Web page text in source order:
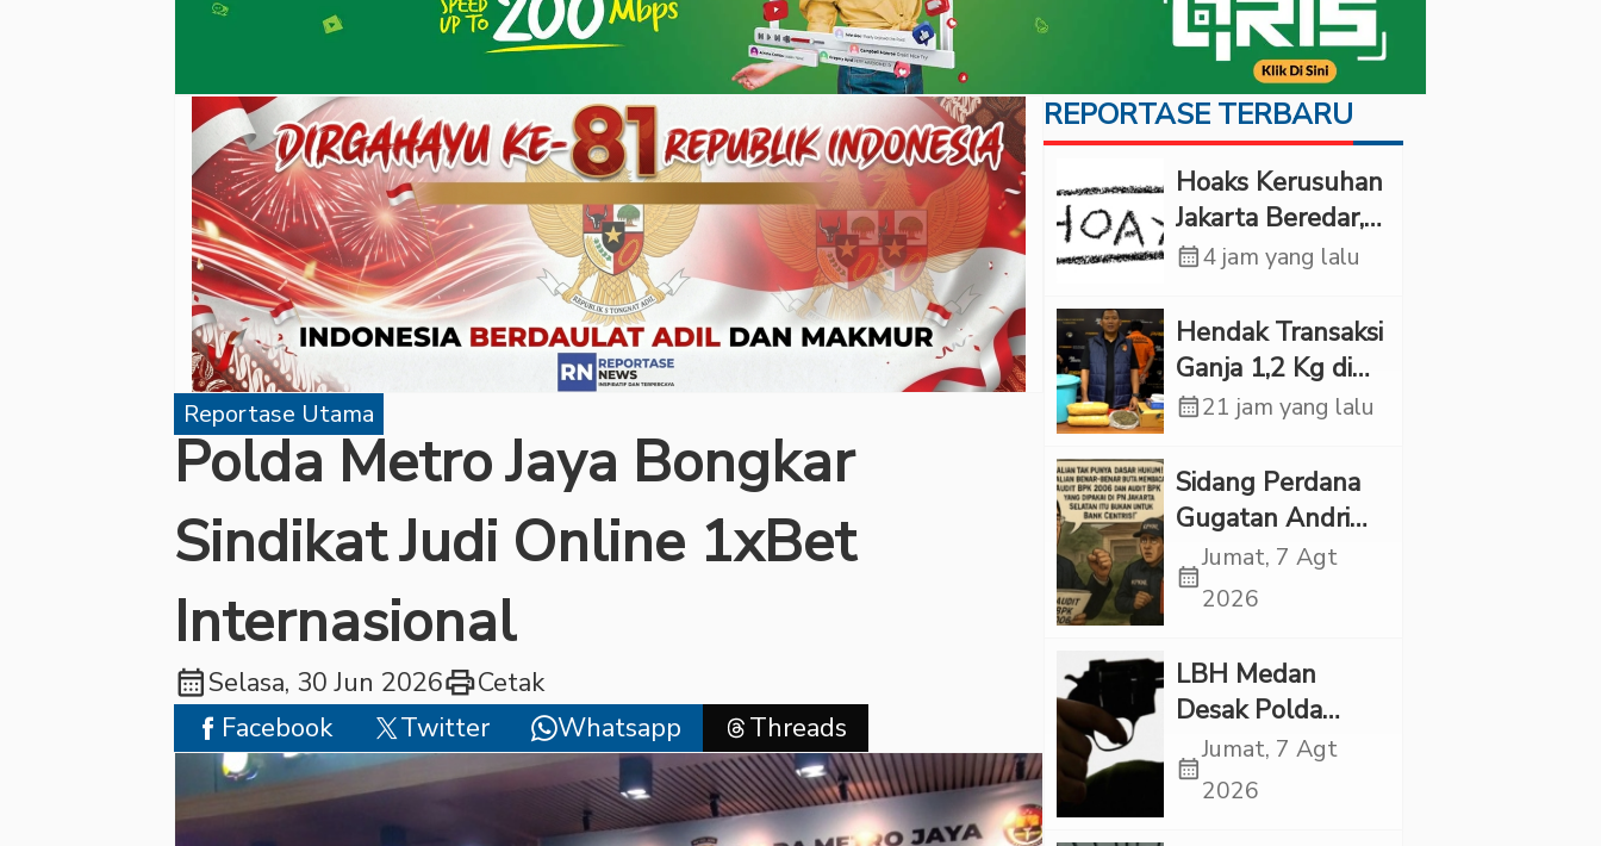
Reportase Utama
Polda Metro Jaya Bongkar
Sindikat Judi Online 1xBet
Internasional
calendar_monthSelasa, 30 Jun 2026printCetak
Facebook
Twitter Whatsapp Threads
REPORTASE TERBARU
Hoaks Kerusuhan
Jakarta Beredar,
JMP: Jangan Bikin
calendar_month4 jam yang lalu
Hendak Transaksi
Ganja 1,2 Kg di
Depok, Pria Ini
Metro Jaya
calendar_month21 jam yang lalu
Sidang Perdana
Gugatan Andri
Tedjadharma di
PN Cibinong,
PUPN Mangkir
calendar_month
Jumat, 7 Agt
2026
LBH Medan
Desak Polda
Sumut Usut
Kematian Winda
calendar_month
Jumat, 7 Agt
2026